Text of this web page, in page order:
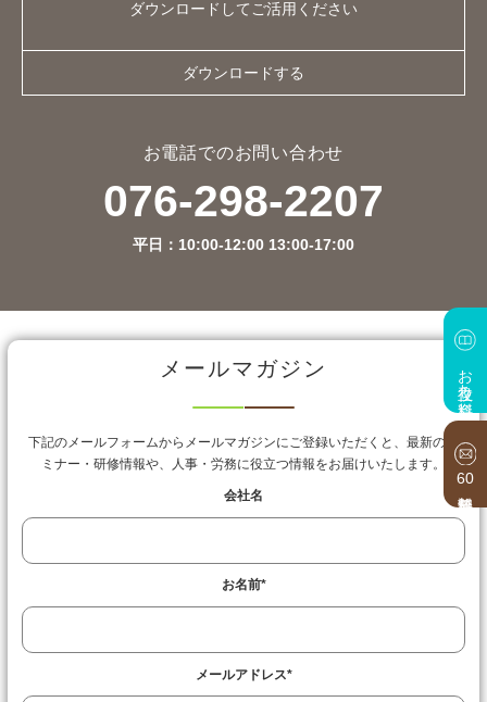
お役立ち資料
60
ダウンロードしてご活用ください
ダウンロードする
お電話でのお問い合わせ
076-298-2207
平日：10:00-12:00 13:00-17:00
メールマガジン
下記のメールフォームからメールマガジンにご登録いただくと、最新のセ
ミナー・研修情報や、人事・労務に役立つ情報をお届けいたします。
会社名
お名前*
メールアドレス*